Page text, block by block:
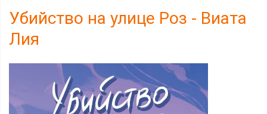
Убийство на улице Роз - Виата
Лия